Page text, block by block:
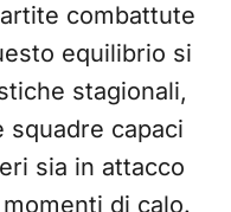
combattute
equilibrio si
stagionali,
squadre capaci
sia in attacco
di calo.